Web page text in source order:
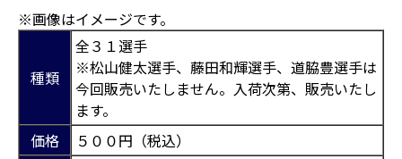
※画像はイメージです。
種類
全３１選手
※松山健太選手、藤田和輝選手、道脇豊選手は
今回販売いたしません。入荷次第、販売いたし
ます。
価格
５００円（税込）